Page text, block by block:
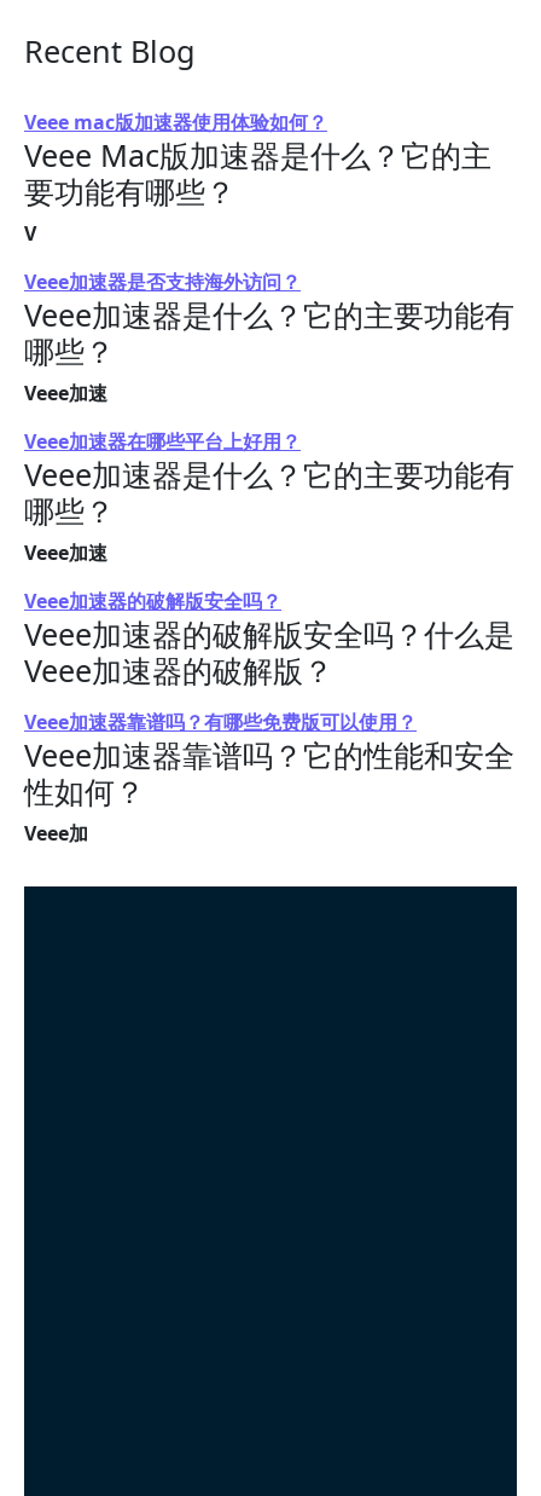
Recent Blog
Veee mac版加速器使用体验如何？
Veee Mac版加速器是什么？它的主
要功能有哪些？
V
Veee加速器是否支持海外访问？
Veee加速器是什么？它的主要功能有
哪些？
Veee加速
Veee加速器在哪些平台上好用？
Veee加速器是什么？它的主要功能有
哪些？
Veee加速
Veee加速器的破解版安全吗？
Veee加速器的破解版安全吗？什么是
Veee加速器的破解版？
Veee加速器靠谱吗？有哪些免费版可以使用？
Veee加速器靠谱吗？它的性能和安全
性如何？
Veee加